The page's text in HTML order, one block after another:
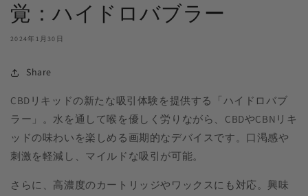
覚：ハイドロバブラー
2024年1月30日
Share
CBDリキッドの新たな吸引体験を提供する「ハイドロバブ
ラー」。水を通して喉を優しく労りながら、CBDやCBNリキ
ッドの味わいを楽しめる画期的なデバイスです。口渇感や
刺激を軽減し、マイルドな吸引が可能。
さらに、高濃度のカートリッジやワックスにも対応。興味